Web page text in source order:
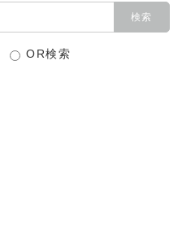
OR検索